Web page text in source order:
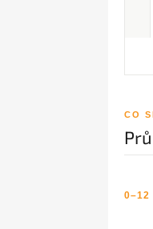
CO
0–12